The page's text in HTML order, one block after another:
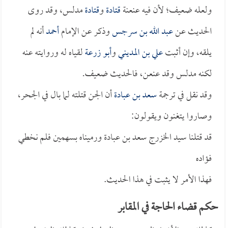
ولعله ضعيف؛ لأن فيه عنعنةقتادةوقتادةمدلس، وقد روى
الحديث عنعبد الله بن سرجسوذكر عن الإمامأحمدأنه لم
يلقه، وإن أثبتعلي بن المدينيوأبو زرعةلقياه له وروايته عنه
لكنه مدلس وقد عنعن، فالحديث ضعيف.
وقد نقل في ترجمةسعد بن عبادةأن الجن قتلته لما بال في الجحر،
وصاروا يتغنون ويقولون:
قد قتلنا سيد الخزرج سعد بن عبادة ورميناه بسهمين فلم نخطي
فؤاده
فهذا الأمر لا يثبت في هذا الحديث.
حكم قضاء الحاجة في المقابر